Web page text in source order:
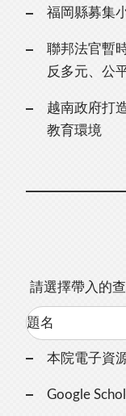
福岡縣募集
聯邦法官暫
反多元、公
越南政府打
教育環境
請選擇帶入的查
本院電子資
Google